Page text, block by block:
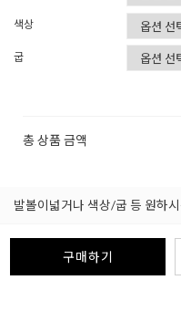
색상
굽
총 상품 금액
발볼이넓거나 색상/굽 등 원하
구매하기